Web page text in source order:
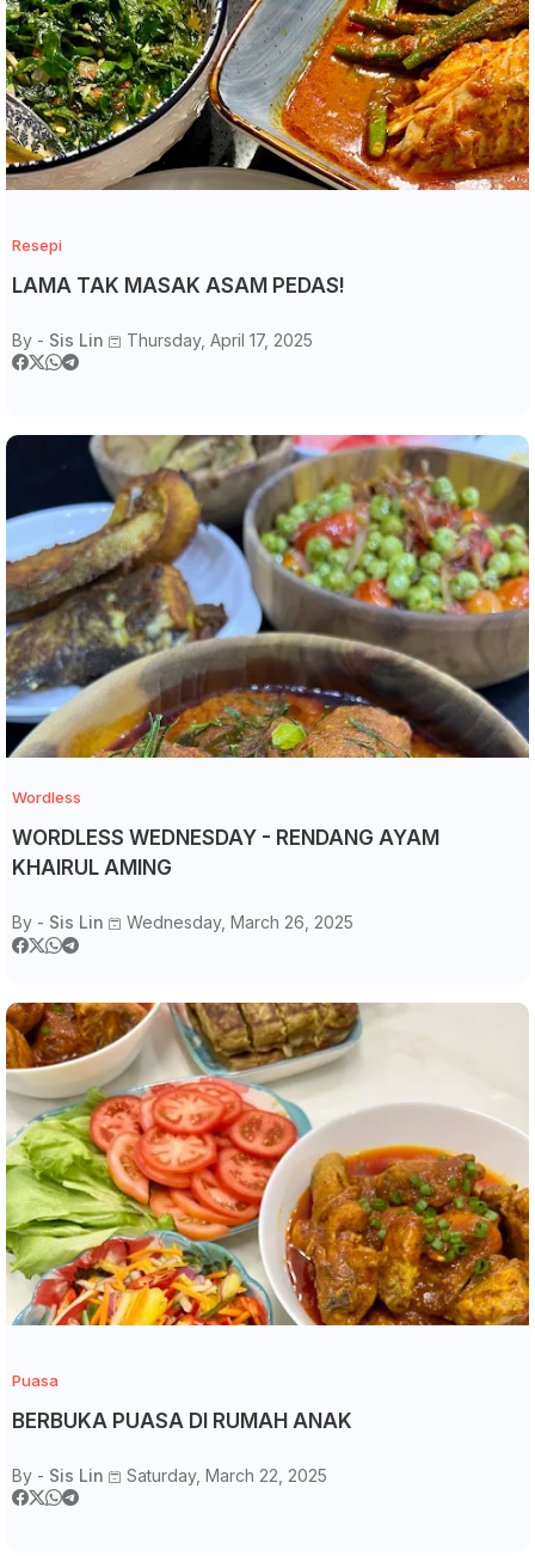
Resepi
LAMA TAK MASAK ASAM PEDAS!
By - Sis Lin Thursday, April 17, 2025
Wordless
WORDLESS WEDNESDAY - RENDANG AYAM
KHAIRUL AMING
By - Sis Lin Wednesday, March 26, 2025
Puasa
BERBUKA PUASA DI RUMAH ANAK
By - Sis Lin Saturday, March 22, 2025